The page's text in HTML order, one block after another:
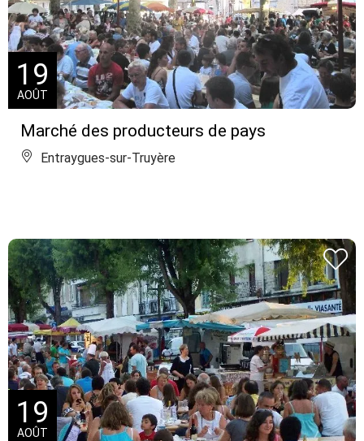
Marché des producteurs de pays
19
AOÛT
Entraygues-sur-Truyère
19
AOÛT